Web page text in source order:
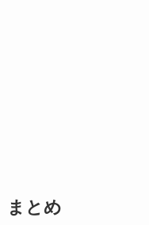
まとめ